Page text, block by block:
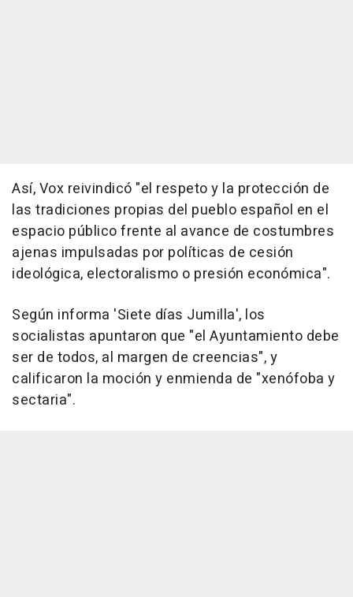
Así, Vox reivindicó "el respeto y la protección de
las tradiciones propias del pueblo español en el
espacio público frente al avance de costumbres
ajenas impulsadas por políticas de cesión
ideológica, electoralismo o presión económica".
Según informa 'Siete días Jumilla', los
socialistas apuntaron que "el Ayuntamiento debe
ser de todos, al margen de creencias", y
calificaron la moción y enmienda de "xenófoba y
sectaria".